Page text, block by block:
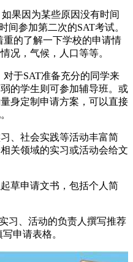
果因为某些原因没有时间
间参加第二次的SAT考试。
的了解一下学校的申请情
况，气候，人口等等。
于SAT准备充分的同学来
的学生则可参加辅导班。或
身定制申请方案，可以直接
社会实践等活动丰富简
关领域的实习或活动会给文
草申请文书，包括个人简
、活动的负责人撰写推荐
申请表格。